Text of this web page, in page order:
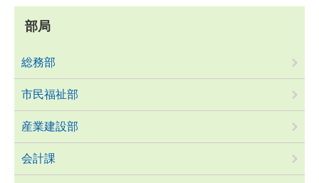
部局
総務部
市民福祉部
産業建設部
会計課